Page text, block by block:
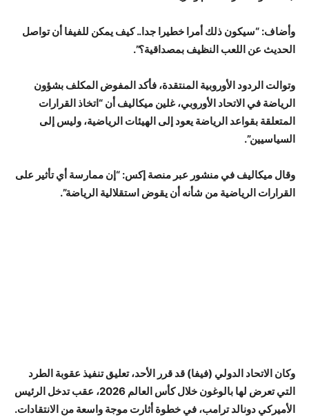
وأضاف: “سيكون ذلك أمرا خطيرا جدا.. كيف يمكن للفيفا أن تواصل
الحديث عن اللعب النظيف بمصداقية؟”.
وتوالت الردود الأوروبية المنتقدة، فأكد المفوض المكلف بشؤون
الرياضة في الاتحاد الأوروبي، غلين ميكاليف أن “اتخاذ القرارات
المتعلقة بقواعد الرياضة يعود إلى الهيئات الرياضية، وليس إلى
السياسيين”.
وقال ميكاليف في منشور عبر منصة إكس: “إن ممارسة أي تأثير على
القرارات الرياضية من شأنه أن يقوض استقلالية الرياضة”.
وكان الاتحاد الدولي (فيفا) قد قرر الأحد، تعليق تنفيذ عقوبة الطرد
التي تعرض لها بالوغون خلال كأس العالم 2026، عقب تدخل الرئيس
الأميركي دونالد ترامب، في خطوة أثارت موجة واسعة من الانتقادات.